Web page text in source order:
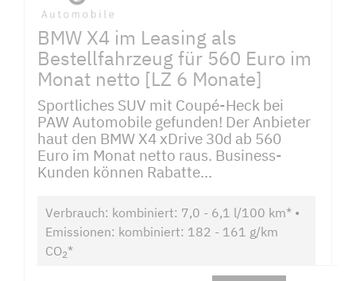
BMW X4 im Leasing als
Bestellfahrzeug für 560 Euro im
Monat netto [LZ 6 Monate]
Sportliches SUV mit Coupé-Heck bei
PAW Automobile gefunden! Der Anbieter
haut den BMW X4 xDrive 30d ab 560
Euro im Monat netto raus. Business-
Kunden können Rabatte...
Verbrauch: kombiniert: 7,0 - 6,1 l/100 km* •
Emissionen: kombiniert: 182 - 161 g/km
CO2*